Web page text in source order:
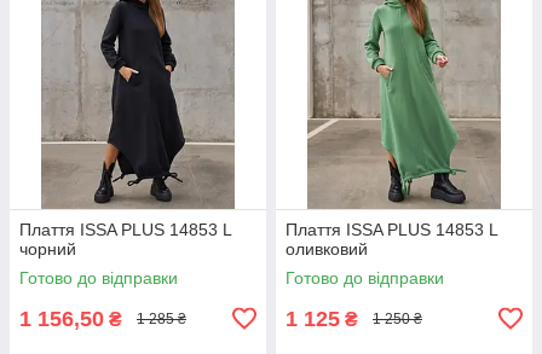
Плаття ISSA PLUS 14853 L
чорний
Готово до відправки
1 156,50 ₴ 1 285 ₴
Плаття ISSA PLUS 14853 L
оливковий
Готово до відправки
1 125 ₴ 1 250 ₴